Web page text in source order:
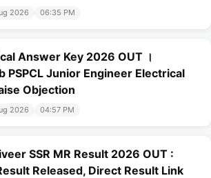
2026 06:35 PM
Answer Key 2026 OUT ।
PSPCL Junior Engineer Electrical
Objection
2026 04:57 PM
SSR MR Result 2026 OUT :
Released, Direct Result Link